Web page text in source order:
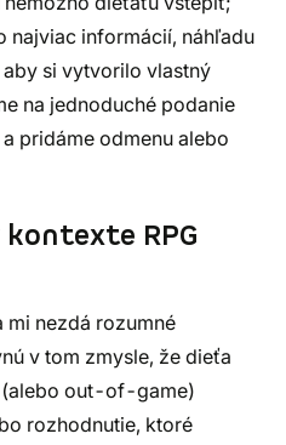
najviac informácií, náhľadu
si vytvorilo vlastný
na jednoduché podanie
pridáme odmenu alebo
RPG
mi nezdá rozumné
v tom zmysle, že dieťa
(alebo out-of-game)
rozhodnutie, ktoré